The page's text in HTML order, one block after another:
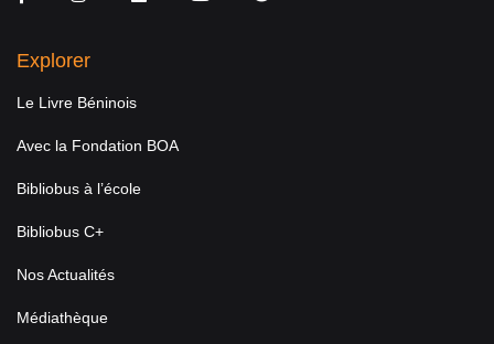
Explorer
Le Livre Béninois
Avec la Fondation BOA
Bibliobus à l’école
Bibliobus C+
Nos Actualités
Médiathèque